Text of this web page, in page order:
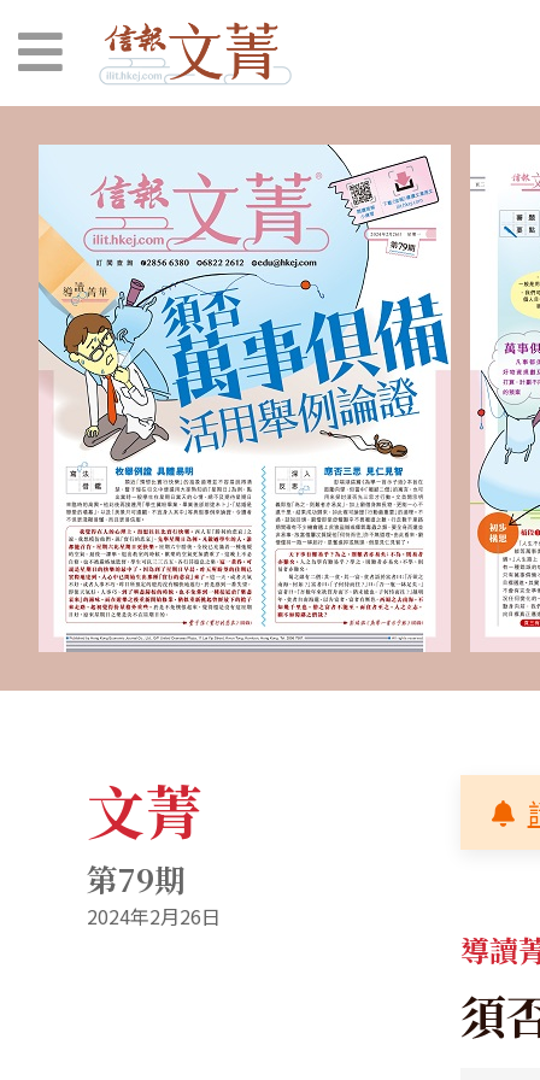
文菁
第79期
2024年2月26日
導讀
須